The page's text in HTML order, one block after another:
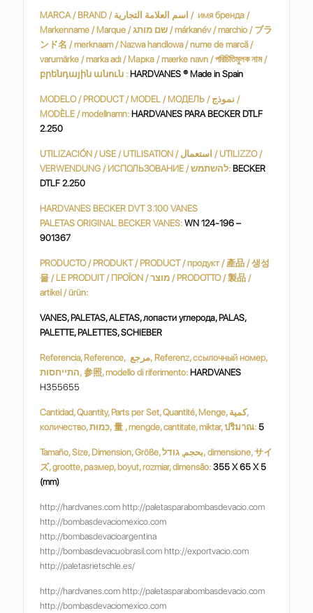
MARCA / BRAND / اسم العلامة التجارية / имя бренда /
Markenname / Marque / שם מותג / márkanév / marchio / ブラ
ンド名 / merknaam / Nazwa handlowa / nume de marcă /
varumärke / marka adı / Марка / mærke navn / পরিচিতিমুলক নাম /
բրենդային անուն : HARDVANES ® Made in Spain
MODELO / PRODUCT / MODEL / МОДЕЛЬ / نموذج /
MODÈLE / modellnamn: HARDVANES PARA BECKER DTLF
2.250
UTILIZACIÓN / USE / UTILISATION / استعمال / UTILIZZO /
VERWENDUNG / ИСПОЛЬЗОВАНИЕ / להשתמש: BECKER
DTLF 2.250
HARDVANES BECKER DVT 3.100 VANES
PALETAS ORIGINAL BECKER VANES: WN 124-196 –
901367
PRODUCTO / PRODUKT / PRODUCT / продукт / 產品 / 생성
물 / LE PRODUIT / ΠΡΟΪΟΝ / מוצר / PRODOTTO / 製品 /
artikel / ürün:
VANES, PALETAS, ALETAS, лопасти углерода, PALAS,
PALETTE, PALETTES, SCHIEBER
Referencia, Reference, مرجع, Referenz, ссылочный номер,
התייחסות, 参照, modello di riferimento: HARDVANES
H355655
Cantidad, Quantity, Parts per Set, Quantité, Menge, كمية,
количество, כַּמוּת, 量 , mengde, cantitate, miktar, ปริมาณ: 5
Tamaño, Size, Dimension, Größe, بحجم, גודל, dimensione, サイ
ズ, grootte, размер, boyut, rozmiar, dimensão: 355 X 65 X 5
(mm)
http://hardvanes.com http://paletasparabombasdevacio.com
http://bombasdevaciomexico.com
http://bombasdevacioargentina
http://bombasdevacuobrasil.com http://exportvacio.com
http://paletasrietschle.es/
http://hardvanes.com http://paletasparabombasdevacio.com
http://bombasdevaciomexico.com